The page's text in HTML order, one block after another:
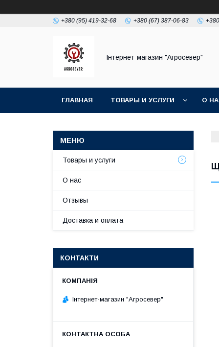
+380 (95) 419-32-68 +380 (67) 387-06-83
Інтернет-магазин "Агросевер"
ГЛАВНАЯ ТОВАРЫ И УСЛУГИ О
Товары и услуги
О нас
Отзывы
Доставка и оплата
КОНТАКТИ
Інтернет-магазин "Агросевер"